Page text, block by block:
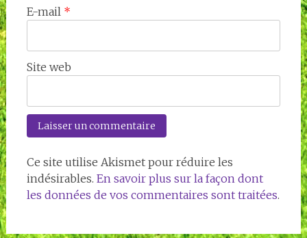
E-mail *
Site web
Ce site utilise Akismet pour réduire les
indésirables. En savoir plus sur la façon dont
les données de vos commentaires sont traitées.